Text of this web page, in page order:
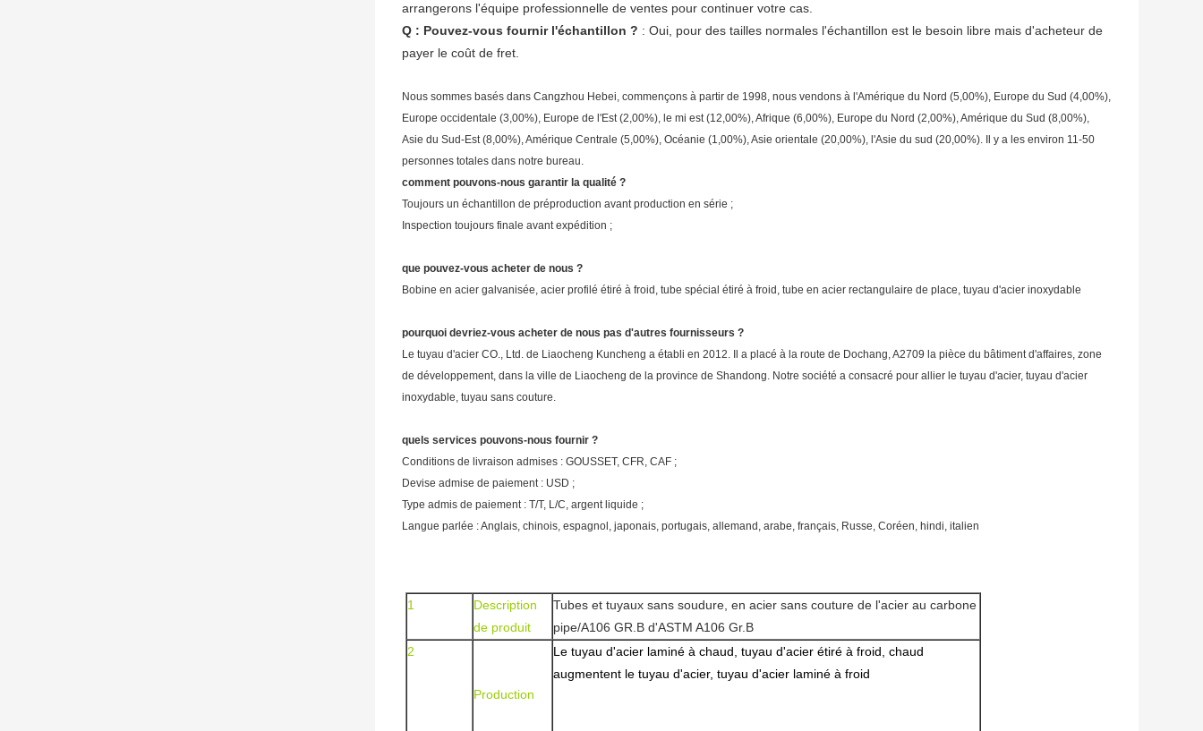
arrangerons l'équipe professionnelle de ventes pour continuer votre cas.
Q : Pouvez-vous fournir l'échantillon ? : Oui, pour des tailles normales l'échantillon est le besoin libre mais d'acheteur de
payer le coût de fret.
Nous sommes basés dans Cangzhou Hebei, commençons à partir de 1998, nous vendons à l'Amérique du Nord (5,00%), Europe du Sud (4,00%),
Europe occidentale (3,00%), Europe de l'Est (2,00%), le mi est (12,00%), Afrique (6,00%), Europe du Nord (2,00%), Amérique du Sud (8,00%),
Asie du Sud-Est (8,00%), Amérique Centrale (5,00%), Océanie (1,00%), Asie orientale (20,00%), l'Asie du sud (20,00%). Il y a les environ 11-50
personnes totales dans notre bureau.
comment pouvons-nous garantir la qualité ?
Toujours un échantillon de préproduction avant production en série ;
Inspection toujours finale avant expédition ;
que pouvez-vous acheter de nous ?
Bobine en acier galvanisée, acier profilé étiré à froid, tube spécial étiré à froid, tube en acier rectangulaire de place, tuyau d'acier inoxydable
pourquoi devriez-vous acheter de nous pas d'autres fournisseurs ?
Le tuyau d'acier CO., Ltd. de Liaocheng Kuncheng a établi en 2012. Il a placé à la route de Dochang, A2709 la pièce du bâtiment d'affaires, zone
de développement, dans la ville de Liaocheng de la province de Shandong. Notre société a consacré pour allier le tuyau d'acier, tuyau d'acier
inoxydable, tuyau sans couture.
quels services pouvons-nous fournir ?
Conditions de livraison admises : GOUSSET, CFR, CAF ;
Devise admise de paiement : USD ;
Type admis de paiement : T/T, L/C, argent liquide ;
Langue parlée : Anglais, chinois, espagnol, japonais, portugais, allemand, arabe, français, Russe, Coréen, hindi, italien
1
Description
de produit
Tubes et tuyaux sans soudure, en acier sans couture de l'acier au carbone
pipe/A106 GR.B d'ASTM A106 Gr.B
2
Production
Le tuyau d'acier laminé à chaud, tuyau d'acier étiré à froid, chaud
augmentent le tuyau d'acier, tuyau d'acier laminé à froid